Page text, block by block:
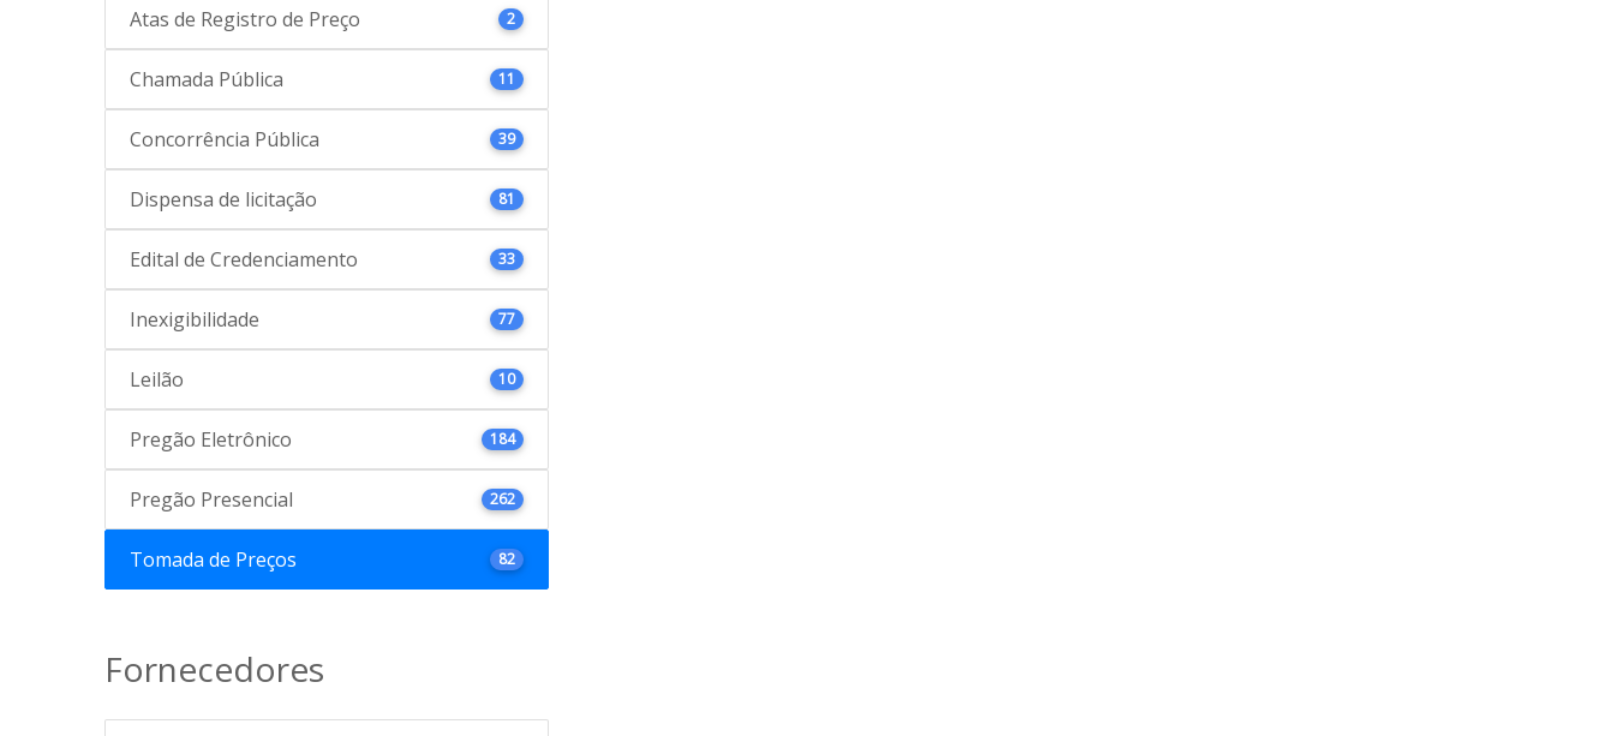
Atas de Registro de Preço 2
Chamada Pública 11
Concorrência Pública 39
Dispensa de licitação 81
Edital de Credenciamento 33
Inexigibilidade 77
Leilão 10
Pregão Eletrônico 184
Pregão Presencial 262
Tomada de Preços 82
Fornecedores